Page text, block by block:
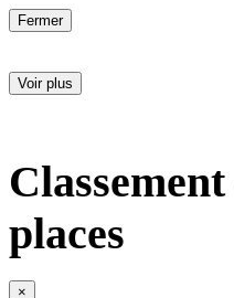
Fermer
Voir plus
places
×